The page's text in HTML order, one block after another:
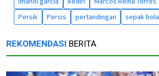
Persik
Persis pertandingan sepak bola
REKOMENDASI BERITA